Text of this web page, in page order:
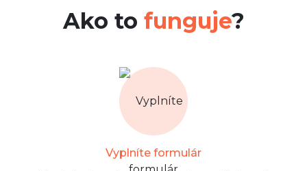
Ako to funguje?
Vyplníte formulár